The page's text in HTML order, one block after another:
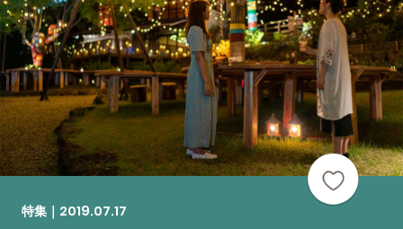
特集｜ 2019.07.17